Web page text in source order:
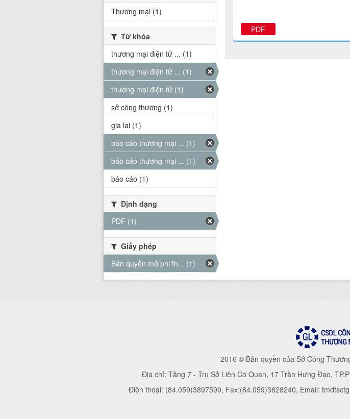
PDF
Thương mại (1)
Từ khóa
thương mại điện tử ... (1)
thương mại điện tử ... (1)
thương mại điện tử (1)
sở công thương (1)
gia lai (1)
báo cáo thương mại ... (1)
báo cáo thương mại ... (1)
báo cáo (1)
Định dạng
PDF (1)
Giấy phép
Bản quyền mở phi th... (1)
2016 © Bản quyền của Sở Công
Địa chỉ: Tầng 7 - Trụ Sở Liên Cơ Quan, 17 Trần Hưng Đạo,
Điện thoại: (84.059)3897599, Fax:(84.059)3828240, Email: